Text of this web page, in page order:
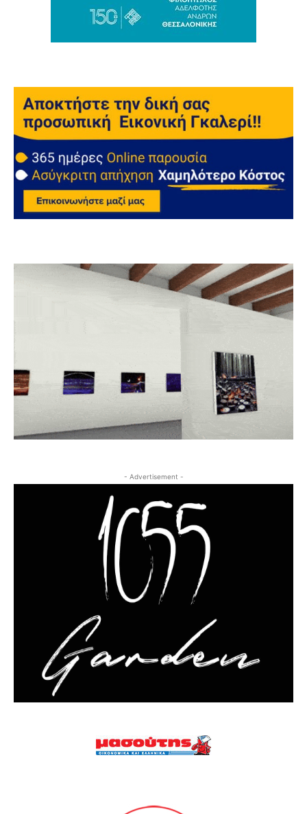
- Advertisement -